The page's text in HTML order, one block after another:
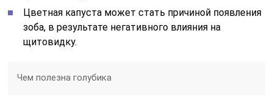
Цветная капуста может стать причиной появления
зоба, в результате негативного влияния на
щитовидку.
Чем полезна голубика